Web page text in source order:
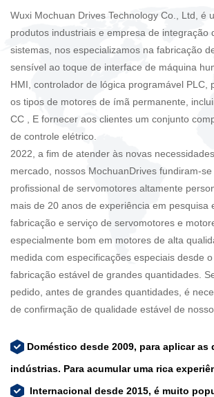
Wuxi Mochuan Drives Technology Co., Ltd, é
produtos industriais e empresa de integração
sistemas, nos especializamos na fabricação
sensível ao toque de interface de máquina
HMI, controlador de lógica programável PLC,
os tipos de motores de ímã permanente,
CC , E fornecer aos clientes um conjunto
de controle elétrico.
2022, a fim de atender às novas
mercado, nossos MochuanDrives fundiram-
profissional de servomotores altamente
mais de 20 anos de experiência em pesquisa
fabricação e serviço de servomotores e
especialmente bom em motores de alta
medida com especificações especiais desde
fabricação estável de grandes quantidades.
pedido, antes de grandes quantidades, é
de confirmação de qualidade estável de
Doméstico desde 2009, para aplicar as
indústrias. Para acumular uma rica
Internacional desde 2015, é muito